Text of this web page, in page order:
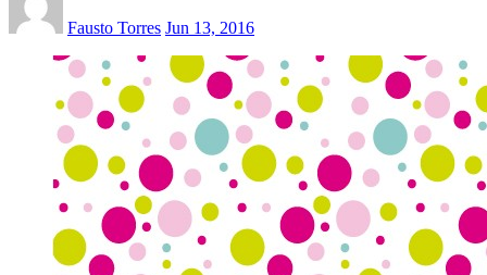
Fausto Torres Jun 13, 2016